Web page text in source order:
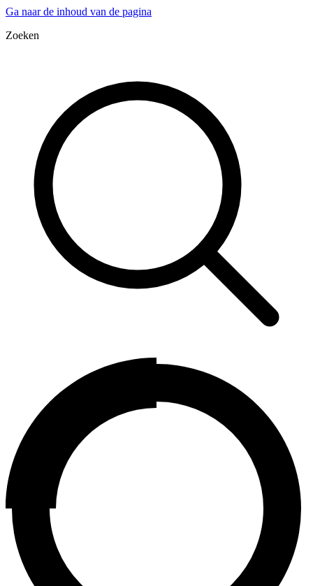
Ga naar de inhoud van de pagina
Zoeken